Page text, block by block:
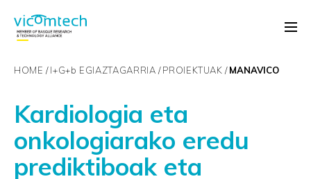
HOME I+G+b EGIAZTAGARRIA PROIEKTUAK MANAVICO
Kardiologia eta
onkologiarako eredu
prediktiboak eta